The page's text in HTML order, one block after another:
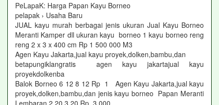
PeLapaK: Harga Papan Kayu Borneo
pelapak › Usaha Baru
JUAL kayu murah berbagai jenis ukuran Jual Kayu Borneo
Meranti Kamper dll ukuran kayu borneo 1 kayu borneo reng
reng 2 x 3 x 400 cm Rp 1 500 000 M3
Agen Kayu Jakarta,jual kayu proyek,dolken,bambu,dan
betapungiklangratis agen kayu jakartajual kayu
proyekdolkenba
Balok Borneo 6 12 8 12 Rp 1 Agen Kayu Jakarta,jual kayu
proyek,dolken,bambu,dan jenis kayu borneo Papan Meranti
Lembaran 2 20 3 20 Rp 3 000